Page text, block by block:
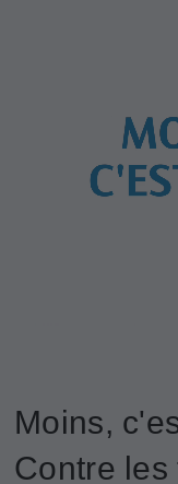
Moins,
Contre les